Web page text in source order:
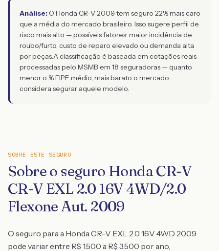
Análise: O Honda CR-V 2009 tem seguro 22% mais caro
que a média do mercado brasileiro. Isso sugere perfil de
risco mais alto — possíveis fatores: maior incidência de
roubo/furto, custo de reparo elevado ou demanda alta
por peças.A classificação é baseada em cotações reais
processadas pelo MSMB em 18 seguradoras — quanto
menor o % FIPE médio, mais barato o mercado
considera segurar aquele modelo.
SOBRE ESTE SEGURO
Sobre o seguro Honda CR-V
CR-V EXL 2.0 16V 4WD/2.0
Flexone Aut. 2009
O seguro para a Honda CR-V EXL 2.0 16V 4WD 2009
pode variar entre R$ 1.500 a R$ 3.500 por ano,